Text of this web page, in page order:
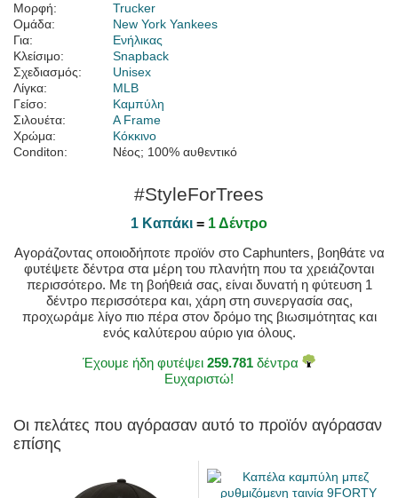
Μορφή:
Trucker
Ομάδα:
New York Yankees
Για:
Ενήλικας
Κλείσιμο:
Snapback
Σχεδιασμός:
Unisex
Λίγκα:
MLB
Γείσο:
Καμπύλη
Σιλουέτα:
A Frame
Χρώμα:
Κόκκινο
Conditon:
Νέος; 100% αυθεντικό
#StyleForTrees
1 Καπάκι = 1 Δέντρο
Αγοράζοντας οποιοδήποτε προϊόν στο Caphunters, βοηθάτε να
φυτέψετε δέντρα στα μέρη του πλανήτη που τα χρειάζονται
περισσότερο. Με τη βοήθειά σας, είναι δυνατή η φύτευση 1
δέντρο περισσότερα και, χάρη στη συνεργασία σας,
προχωράμε λίγο πιο πέρα στον δρόμο της βιωσιμότητας και
ενός καλύτερου αύριο για όλους.
Έχουμε ήδη φυτέψει 259.781 δέντρα
Ευχαριστώ!
Οι πελάτες που αγόρασαν αυτό το προϊόν αγόρασαν
επίσης